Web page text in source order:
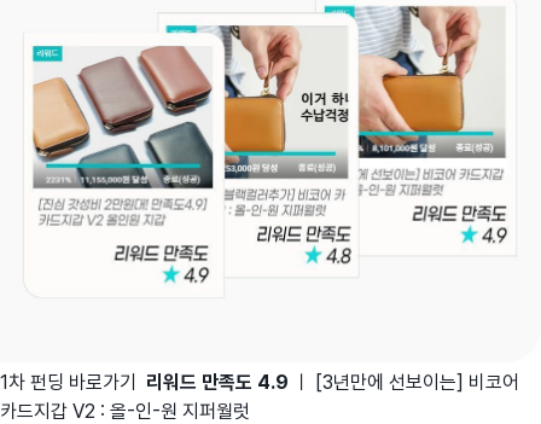
1차 펀딩 바로가기 리워드 만족도 4.9 ㅣ [3년만에 선보이는] 비코어
카드지갑 V2 : 올-인-원 지퍼월럿